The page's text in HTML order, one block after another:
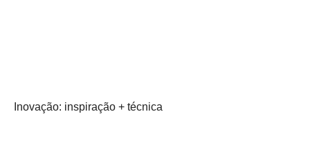
Inovação: inspiração + técnica